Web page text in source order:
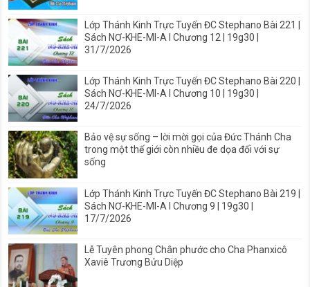
Lớp Thánh Kinh Trực Tuyến ĐC Stephano Bài 221 |
Sách NƠ-KHE-MI-A I Chương 12 | 19g30 |
31/7/2026
Lớp Thánh Kinh Trực Tuyến ĐC Stephano Bài 220 |
Sách NƠ-KHE-MI-A I Chương 10 | 19g30 |
24/7/2026
Bảo vệ sự sống – lời mời gọi của Đức Thánh Cha
trong một thế giới còn nhiều đe dọa đối với sự
sống
Lớp Thánh Kinh Trực Tuyến ĐC Stephano Bài 219 |
Sách NƠ-KHE-MI-A I Chương 9 | 19g30 |
17/7/2026
Lễ Tuyên phong Chân phước cho Cha Phanxicô
Xaviê Trương Bửu Diệp